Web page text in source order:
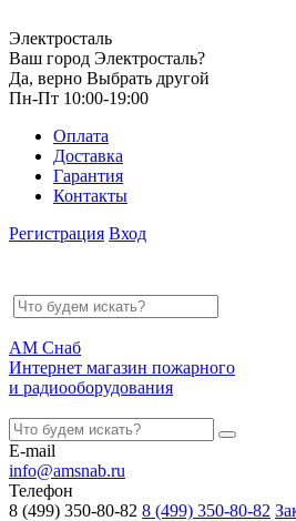
Электросталь
Ваш город Электросталь?
Да, верно Выбрать другой
Пн-Пт 10:00-19:00
Оплата
Доставка
Гарантия
Контакты
Регистрация Вход
АМ Снаб
Интернет магазин пожарного
и радиооборудования
E-mail
info@amsnab.ru
Телефон
8 (499) 350-80-82 8 (499) 350-80-82